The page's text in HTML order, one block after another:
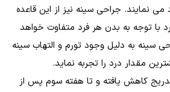
نمایند. جراحی سینه نیز از این قاعده
با توجه به بدن هر فرد متفاوت خواهد
جراحی سینه به دلیل وجود تورم و التهاب سینه
مقدار درد را تجربه نماید.
کاهش یافته و تا هفته سوم پس از